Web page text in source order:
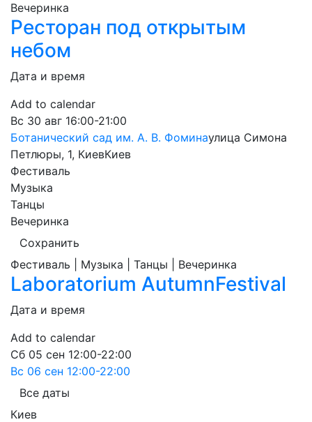
Вечеринка
Ресторан под открытым
небом
Дата и время
Add to calendar
Вс 30 авг 16:00-21:00
Ботанический сад им. А. В. Фоминаулица Симона
Петлюры, 1, КиевКиев
Фестиваль
Музыка
Танцы
Вечеринка
Сохранить
Фестиваль | Музыка | Танцы | Вечеринка
Laboratorium AutumnFestival
Дата и время
Add to calendar
Сб 05 сен 12:00-22:00
Вс 06 сен 12:00-22:00
Все даты
Киев